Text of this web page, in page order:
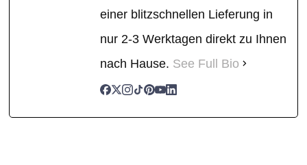
einer blitzschnellen Lieferung in
nur 2-3 Werktagen direkt zu Ihnen
nach Hause. See Full Bio